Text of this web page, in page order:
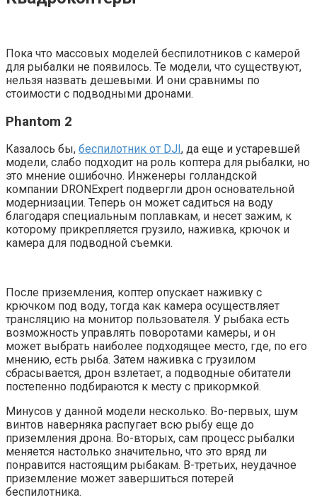
Пока что массовых моделей беспилотников с камерой
для рыбалки не появилось. Те модели, что существуют,
нельзя назвать дешевыми. И они сравнимы по
стоимости с подводными дронами.
Phantom 2
Казалось бы, беспилотник от DJI , да еще и устаревшей
модели, слабо подходит на роль коптера для рыбалки, но
это мнение ошибочно. Инженеры голландской
компании DRONExpert подвергли дрон основательной
модернизации. Теперь он может садиться на воду
благодаря специальным поплавкам, и несет зажим, к
которому прикрепляется грузило, наживка, крючок и
камера для подводной съемки.
После приземления, коптер опускает наживку с
крючком под воду, тогда как камера осуществляет
трансляцию на монитор пользователя. У рыбака есть
возможность управлять поворотами камеры, и он
может выбрать наиболее подходящее место, где, по его
мнению, есть рыба. Затем наживка с грузилом
сбрасывается, дрон взлетает, а подводные обитатели
постепенно подбираются к месту с прикормкой.
Минусов у данной модели несколько. Во-первых, шум
винтов наверняка распугает всю рыбу еще до
приземления дрона. Во-вторых, сам процесс рыбалки
меняется настолько значительно, что это вряд ли
понравится настоящим рыбакам. В-третьих, неудачное
приземление может завершиться потерей
беспилотника.